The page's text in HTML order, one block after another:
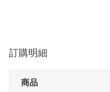
訂購明細
商品